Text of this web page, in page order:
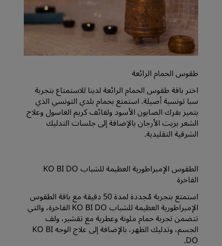
طقوس الحمام الرائعة
اختر باقة طقوس الحمام الرائعة لدينا للاستمتاع بتجربة
سبا تونسية أصيلة. استمتع بحمام بلدي التونسي الذي
يتميز بفرك الصابون الأسود ولفائف كريم الغاسول وعلاج
الشعر بزيت الأرجان بالإضافة إلى جلسات التدليك
الشرقية التقليدية.
الطقوس الإمبراطورية العظيمة للشباب KO BI DO
الفاخرة
استمتع بتجربة مُجددة لمدة 50 دقيقة مع باقة الطقوس
الإمبراطورية العظيمة للشباب KO BI DO الفاخرة، والتي
تتضمن تجربة حمام ملونة وعطرية مع تقشير، ولف
الجسم، وتدليك الظهر، بالإضافة إلى علاج الوجه KO BI
DO.